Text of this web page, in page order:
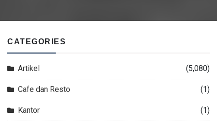
CATEGORIES
Artikel (5,080)
Cafe dan Resto (1)
Kantor (1)